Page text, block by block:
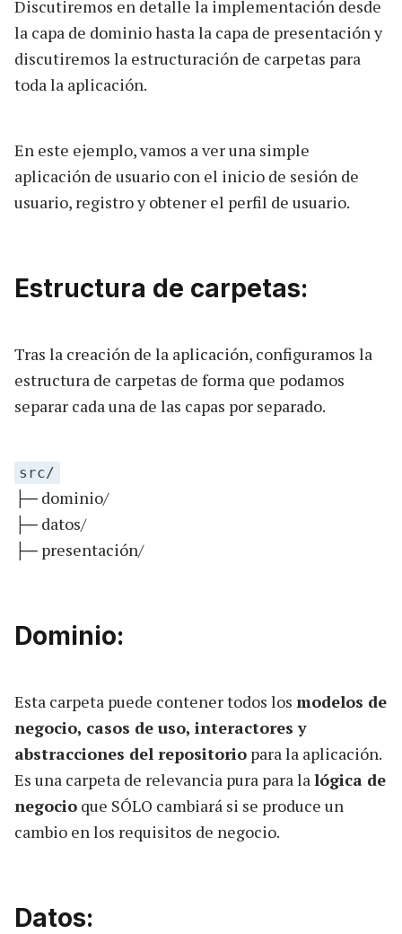
Discutiremos en detalle la implementación desde
la capa de dominio hasta la capa de presentación y
discutiremos la estructuración de carpetas para
toda la aplicación.
En este ejemplo, vamos a ver una simple
aplicación de usuario con el inicio de sesión de
usuario, registro y obtener el perfil de usuario.
Estructura de carpetas:
Tras la creación de la aplicación, configuramos la
estructura de carpetas de forma que podamos
separar cada una de las capas por separado.
src/
├─ dominio/
├─ datos/
├─ presentación/
Dominio:
Esta carpeta puede contener todos los modelos de
negocio, casos de uso, interactores y
abstracciones del repositorio para la aplicación.
Es una carpeta de relevancia pura para lalógica de
negocio que SÓLO cambiará si se produce un
cambio en los requisitos de negocio.
Datos: